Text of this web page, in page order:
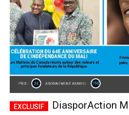
DiasporAction